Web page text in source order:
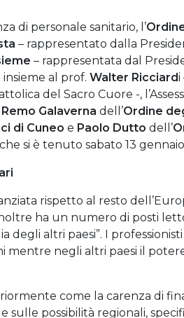
di personale sanitario, l’
– rappresentato dalla
– rappresentata dal
al prof. Walter Ricciardi
del Sacro Cuore -,
Remo Galaverna dell’Ordine
di Cuneo e Paolo Dutto dell’
si è tenuto sabato 13
rispetto al resto
inoltre ha un numero di posti
altri paesi”. I
mentre negli altri paesi il
come la carenza di
sulle possibilità regionali,